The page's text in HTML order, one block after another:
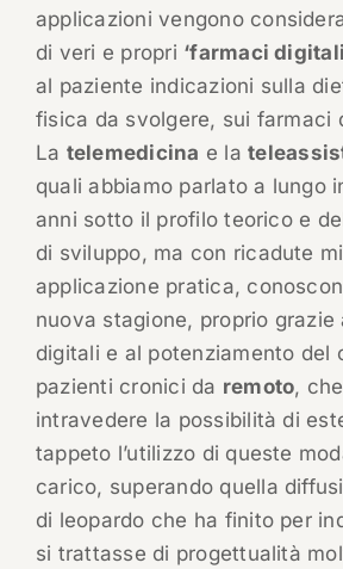
applicazioni vengono
di veri e propri ‘farmaci
al paziente indicazioni sulla
fisica da svolgere, sui farmaci
La telemedicina e la
quali abbiamo parlato a lungo
anni sotto il profilo teorico e
di sviluppo, ma con ricadute
applicazione pratica,
nuova stagione, proprio grazie
digitali e al potenziamento del
pazienti cronici da remoto,
intravedere la possibilità di
tappeto l’utilizzo di queste
carico, superando quella
di leopardo che ha finito per
si trattasse di progettualità